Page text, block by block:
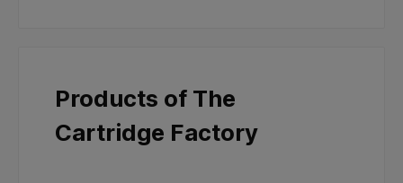
Products of The
Cartridge Factory